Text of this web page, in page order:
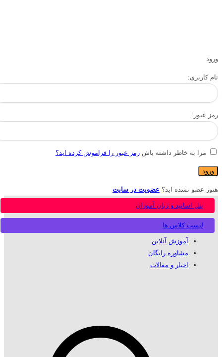
ورود
نام کاربری:
رمز عبور:
مرا به خاطر داشته باش رمز عبور را فراموش کرده اید؟
هنوز عضو نشده اید؟ عضویت در سایت
لیست کلاس ها
پنل اساتید و زبان آموزان
آموزش آنلاین
مشاوره رایگان
اخبار و مقالات